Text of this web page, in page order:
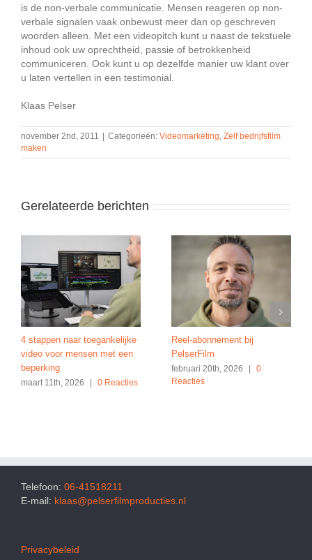
is de non-verbale communicatie. Mensen reageren op non-
verbale signalen vaak onbewust meer dan op geschreven
woorden alleen. Met een videopitch kunt u naast de tekstuele
inhoud ook uw oprechtheid, passie of betrokkenheid
communiceren. Ook kunt u op dezelfde manier uw klant over
u laten vertellen in een testimonial.
Klaas Pelser
november 2nd, 2011 | Categorieën: Videomarketing Zelf bedrijfsfilm
maken
Gerelateerde berichten
4 stappen naar toegankelijke
video voor mensen met een
beperking
maart 11th, 2026 0 Reacties
Reel-abonnement bij
PelserFilm
februari 20th, 2026
0
Reacties
Telefoon: 06-41518211
E-mail: klaas@pelserfilmproducties.nl
Privacybeleid